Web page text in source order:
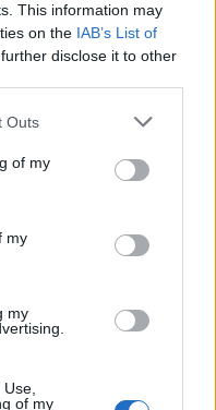
This information may
on the IAB’s List of
disclose it to other
one or more Google
You may click to
its third-party tags to
in below Google
Outs
of my
my
my
of my
βαθμό
Novartis